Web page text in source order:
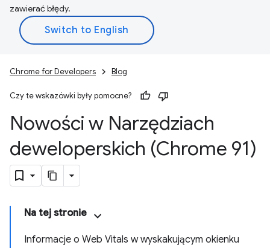
zawierać błędy.
Chrome for Developers Blog
Czy te wskazówki były pomocne?
Nowości w Narzędziach
deweloperskich (Chrome 91)
Na tej stronie
Informacje o Web Vitals w wyskakującym okienku